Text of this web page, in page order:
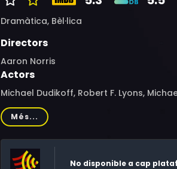
Dramàtica, Bèl·lica
Directors
Aaron Norris
Actors
Michael Dudikoff, Robert F. Lyons,
Brian Libby, Michael Rider, William Smith,
Venturis, Joyce Long, Yasmin Jacobs,
Més...
No disponible a cap